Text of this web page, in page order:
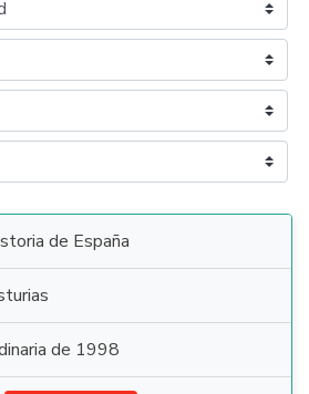
de España
de 1998